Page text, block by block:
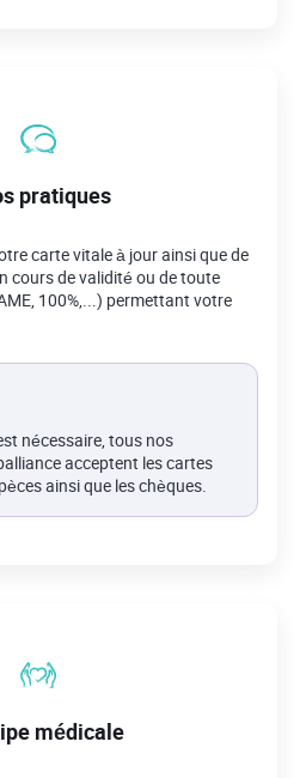
pratiques
carte vitale à jour ainsi que de
cours de validité ou de toute
100%,...) permettant votre
nécessaire, tous nos
acceptent les cartes
ainsi que les chèques.
médicale